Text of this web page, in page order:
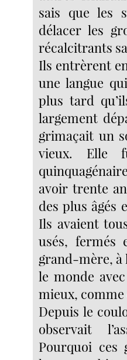
sais que les
délacer les
récalcitrants
Ils entrèrent
une langue
plus tard
largement
grimaçait un
vieux. Elle
avoir trente
des plus âgés
Ils avaient
usés, fermés
grand-mère, à
le monde
mieux, comme
Depuis le
observait
Pourquoi ces